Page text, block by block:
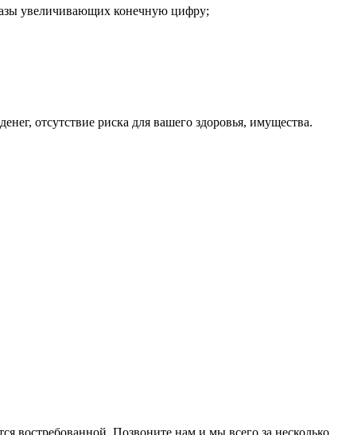
увеличивающих конечную цифру;
отсутствие риска для вашего здоровья, имущества.